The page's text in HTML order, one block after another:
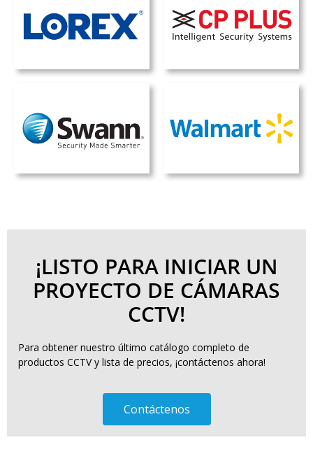
¡LISTO PARA INICIAR UN
PROYECTO DE CÁMARAS
CCTV!
Para obtener nuestro último catálogo completo de
productos CCTV y lista de precios, ¡contáctenos ahora!
Contáctenos